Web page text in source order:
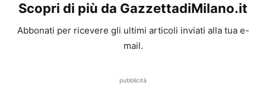
Scopri di più da GazzettadiMilano.it
Abbonati per ricevere gli ultimi articoli inviati alla tua e-
mail.
pubblicità